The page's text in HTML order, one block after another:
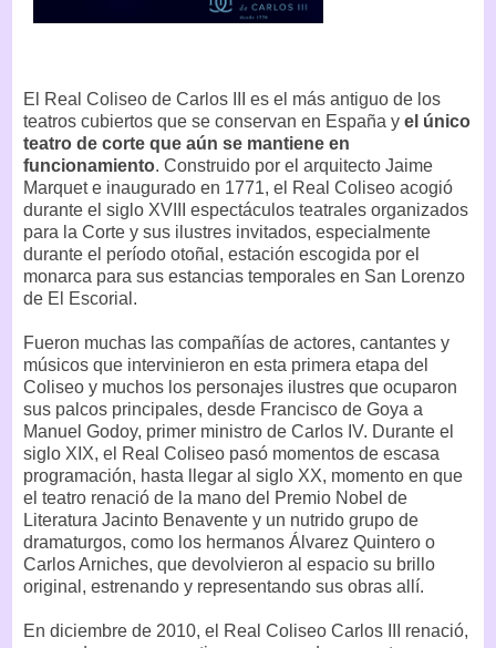
El Real Coliseo de Carlos III es el más antiguo de los
teatros cubiertos que se conservan en España y el único
teatro de corte que aún se mantiene en
funcionamiento. Construido por el arquitecto Jaime
Marquet e inaugurado en 1771, el Real Coliseo acogió
durante el siglo XVIII espectáculos teatrales organizados
para la Corte y sus ilustres invitados, especialmente
durante el período otoñal, estación escogida por el
monarca para sus estancias temporales en San Lorenzo
de El Escorial.
Fueron muchas las compañías de actores, cantantes y
músicos que intervinieron en esta primera etapa del
Coliseo y muchos los personajes ilustres que ocuparon
sus palcos principales, desde Francisco de Goya a
Manuel Godoy, primer ministro de Carlos IV. Durante el
siglo XIX, el Real Coliseo pasó momentos de escasa
programación, hasta llegar al siglo XX, momento en que
el teatro renació de la mano del Premio Nobel de
Literatura Jacinto Benavente y un nutrido grupo de
dramaturgos, como los hermanos Álvarez Quintero o
Carlos Arniches, que devolvieron al espacio su brillo
original, estrenando y representando sus obras allí.
En diciembre de 2010, el Real Coliseo Carlos III renació,